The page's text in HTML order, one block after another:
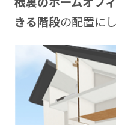
きる階段の配置に